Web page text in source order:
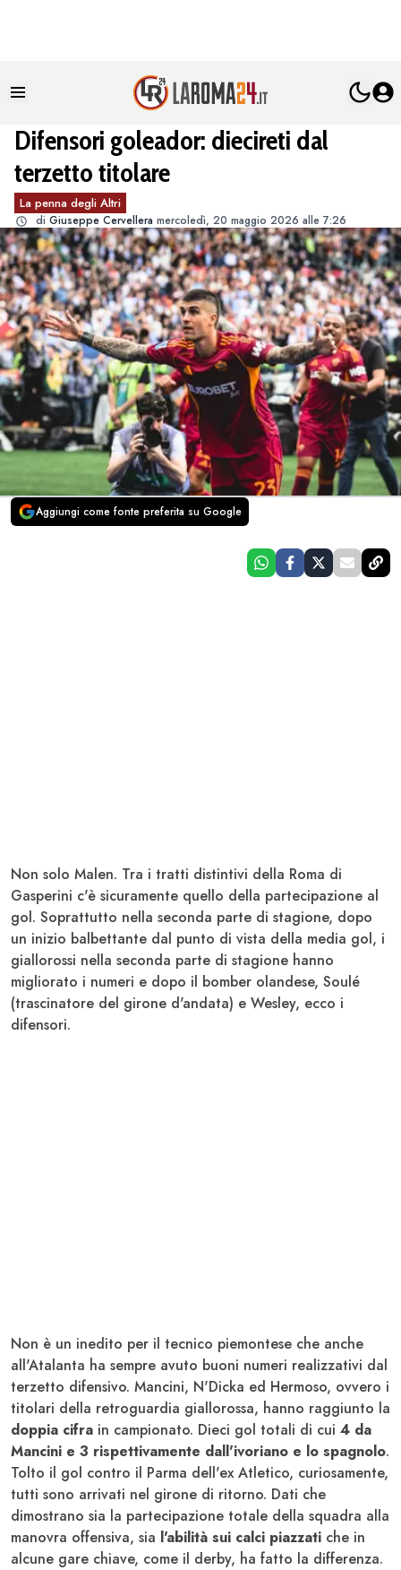
Difensori goleador: diecireti dal
terzetto titolare
La penna degli Altri
di Giuseppe Cervellera mercoledì, 20 maggio 2026 alle 7:26
Aggiungi come fonte preferita su Google
Non solo Malen. Tra i tratti distintivi della Roma di
Gasperini c'è sicuramente quello della partecipazione al
gol. Soprattutto nella seconda parte di stagione, dopo
un inizio balbettante dal punto di vista della media gol, i
giallorossi nella seconda parte di stagione hanno
migliorato i numeri e dopo il bomber olandese, Soulé
(trascinatore del girone d'andata) e Wesley, ecco i
difensori.
Non è un inedito per il tecnico piemontese che anche
all'Atalanta ha sempre avuto buoni numeri realizzativi dal
terzetto difensivo. Mancini, N'Dicka ed Hermoso, ovvero i
titolari della retroguardia giallorossa, hanno raggiunto la
doppia cifra in campionato. Dieci gol totali di cui 4 da
Mancini e 3 rispettivamente dall'ivoriano e lo spagnolo.
Tolto il gol contro il Parma dell'ex Atletico, curiosamente,
tutti sono arrivati nel girone di ritorno. Dati che
dimostrano sia la partecipazione totale della squadra alla
manovra offensiva, sia l'abilità sui calci piazzati che in
alcune gare chiave, come il derby, ha fatto la differenza.